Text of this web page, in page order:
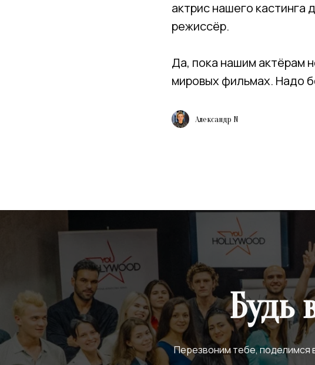
актрис нашего
режиссёр.
Да, пока нашим актёрам
мировых фильмах. Надо
Александр N
Будь
Перезвоним тебе, поделимся